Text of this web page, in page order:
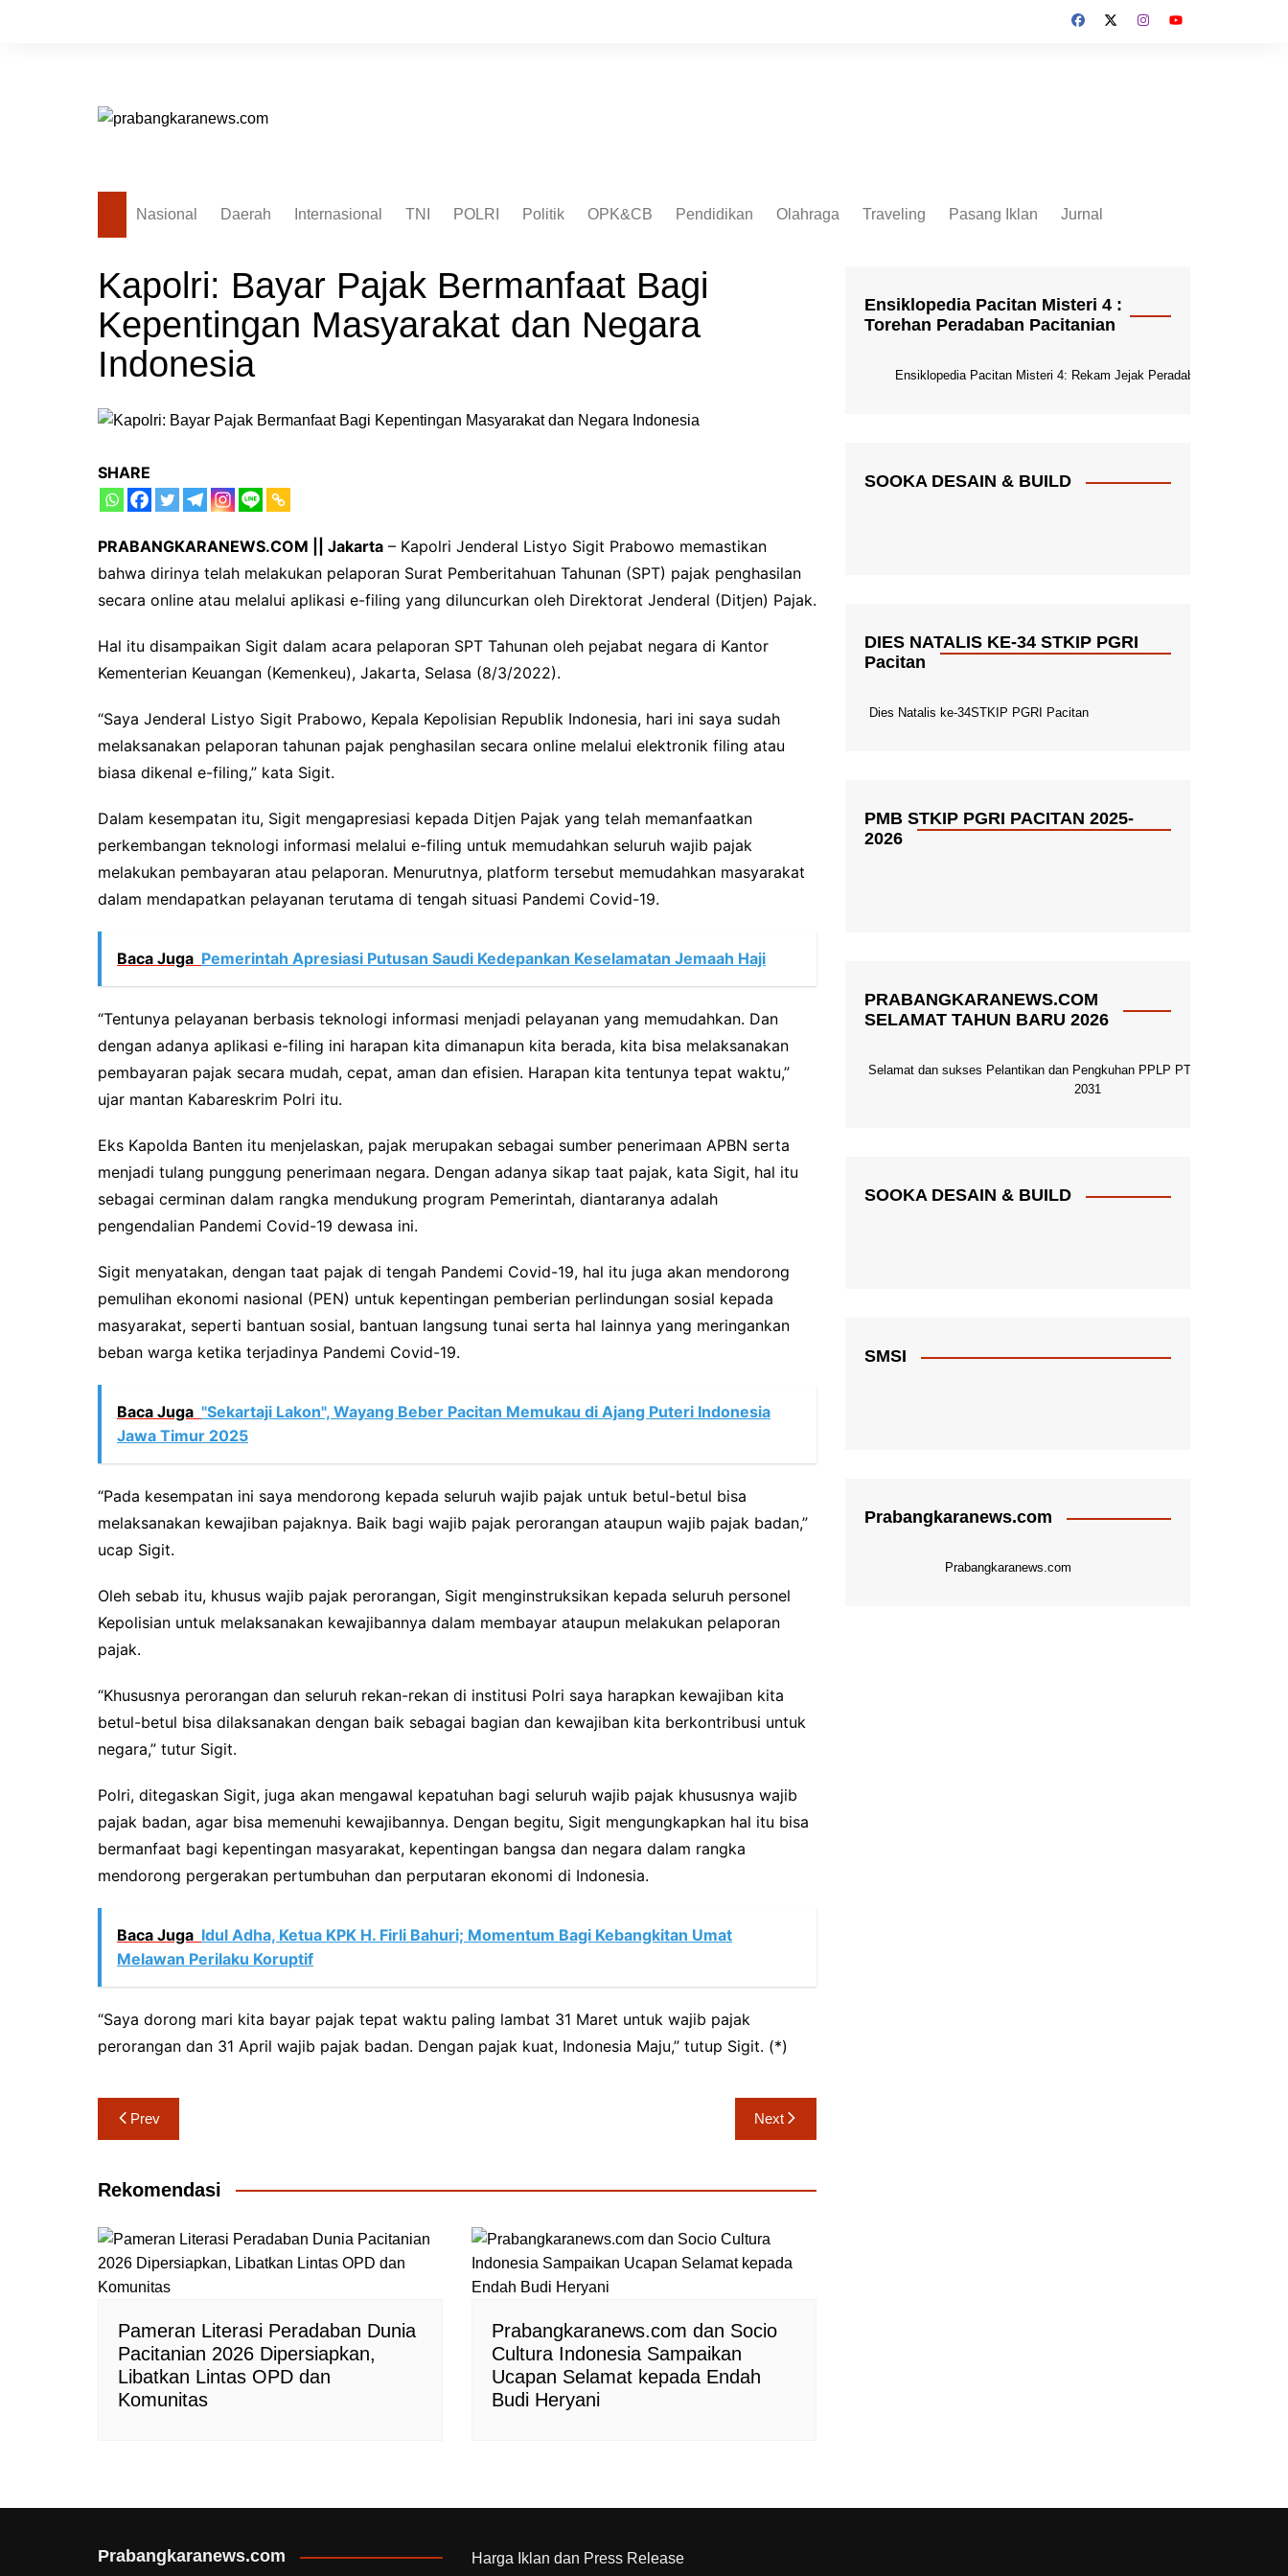
Nasional Daerah Internasional TNI POLRI Politik OPK&CB Pendidikan Olahraga Traveling Pasang Iklan Jurnal
Kapolri: Bayar Pajak Bermanfaat Bagi
Kepentingan Masyarakat dan Negara
Indonesia
SHARE
PRABANGKARANEWS.COM || Jakarta – Kapolri Jenderal Listyo Sigit Prabowo memastikan
bahwa dirinya telah melakukan pelaporan Surat Pemberitahuan Tahunan (SPT) pajak penghasilan
secara online atau melalui aplikasi e-filing yang diluncurkan oleh Direktorat Jenderal (Ditjen) Pajak.
Hal itu disampaikan Sigit dalam acara pelaporan SPT Tahunan oleh pejabat negara di Kantor
Kementerian Keuangan (Kemenkeu), Jakarta, Selasa (8/3/2022).
“Saya Jenderal Listyo Sigit Prabowo, Kepala Kepolisian Republik Indonesia, hari ini saya sudah
melaksanakan pelaporan tahunan pajak penghasilan secara online melalui elektronik filing atau
biasa dikenal e-filing,” kata Sigit.
Dalam kesempatan itu, Sigit mengapresiasi kepada Ditjen Pajak yang telah memanfaatkan
perkembangan teknologi informasi melalui e-filing untuk memudahkan seluruh wajib pajak
melakukan pembayaran atau pelaporan. Menurutnya, platform tersebut memudahkan masyarakat
dalam mendapatkan pelayanan terutama di tengah situasi Pandemi Covid-19.
Baca Juga Pemerintah Apresiasi Putusan Saudi Kedepankan Keselamatan Jemaah Haji
“Tentunya pelayanan berbasis teknologi informasi menjadi pelayanan yang memudahkan. Dan
dengan adanya aplikasi e-filing ini harapan kita dimanapun kita berada, kita bisa melaksanakan
pembayaran pajak secara mudah, cepat, aman dan efisien. Harapan kita tentunya tepat waktu,”
ujar mantan Kabareskrim Polri itu.
Eks Kapolda Banten itu menjelaskan, pajak merupakan sebagai sumber penerimaan APBN serta
menjadi tulang punggung penerimaan negara. Dengan adanya sikap taat pajak, kata Sigit, hal itu
sebagai cerminan dalam rangka mendukung program Pemerintah, diantaranya adalah
pengendalian Pandemi Covid-19 dewasa ini.
Sigit menyatakan, dengan taat pajak di tengah Pandemi Covid-19, hal itu juga akan mendorong
pemulihan ekonomi nasional (PEN) untuk kepentingan pemberian perlindungan sosial kepada
masyarakat, seperti bantuan sosial, bantuan langsung tunai serta hal lainnya yang meringankan
beban warga ketika terjadinya Pandemi Covid-19.
Baca Juga "Sekartaji Lakon", Wayang Beber Pacitan Memukau di Ajang Puteri Indonesia
Jawa Timur 2025
“Pada kesempatan ini saya mendorong kepada seluruh wajib pajak untuk betul-betul bisa
melaksanakan kewajiban pajaknya. Baik bagi wajib pajak perorangan ataupun wajib pajak badan,”
ucap Sigit.
Oleh sebab itu, khusus wajib pajak perorangan, Sigit menginstruksikan kepada seluruh personel
Kepolisian untuk melaksanakan kewajibannya dalam membayar ataupun melakukan pelaporan
pajak.
“Khususnya perorangan dan seluruh rekan-rekan di institusi Polri saya harapkan kewajiban kita
betul-betul bisa dilaksanakan dengan baik sebagai bagian dan kewajiban kita berkontribusi untuk
negara,” tutur Sigit.
Polri, ditegaskan Sigit, juga akan mengawal kepatuhan bagi seluruh wajib pajak khususnya wajib
pajak badan, agar bisa memenuhi kewajibannya. Dengan begitu, Sigit mengungkapkan hal itu bisa
bermanfaat bagi kepentingan masyarakat, kepentingan bangsa dan negara dalam rangka
mendorong pergerakan pertumbuhan dan perputaran ekonomi di Indonesia.
Baca Juga Idul Adha, Ketua KPK H. Firli Bahuri; Momentum Bagi Kebangkitan Umat
Melawan Perilaku Koruptif
“Saya dorong mari kita bayar pajak tepat waktu paling lambat 31 Maret untuk wajib pajak
perorangan dan 31 April wajib pajak badan. Dengan pajak kuat, Indonesia Maju,” tutup Sigit. (*)
Navigasi
pos
Prev Next
Rekomendasi
Pameran Literasi Peradaban Dunia
Pacitanian 2026 Dipersiapkan,
Libatkan Lintas OPD dan
Komunitas
Prabangkaranews.com dan Socio
Cultura Indonesia Sampaikan
Ucapan Selamat kepada Endah
Budi Heryani
Ensiklopedia Pacitan Misteri 4 :
Torehan Peradaban Pacitanian
Ensiklopedia Pacitan Misteri 4: Rekam Jejak Peradaban Dunia
SOOKA DESAIN & BUILD
DIES NATALIS KE-34 STKIP PGRI
Pacitan
Dies Natalis ke-34STKIP PGRI Pacitan
PMB STKIP PGRI PACITAN 2025-
2026
PRABANGKARANEWS.COM
SELAMAT TAHUN BARU 2026
Selamat dan sukses Pelantikan dan Pengkuhan PPLP PT PGRI Pacitan
2031
SOOKA DESAIN & BUILD
SMSI
Prabangkaranews.com
Prabangkaranews.com
Prabangkaranews.com Harga Iklan dan Press Release